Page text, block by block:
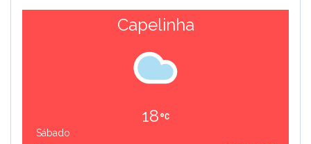
Capelinha
18
Sábado